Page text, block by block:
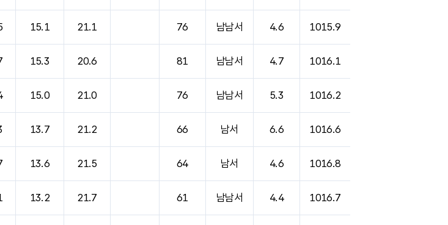
15.1 21.1 76 남남서 4.6 1015.9
15.3 20.6 81 남남서 4.7 1016.1
15.0 21.0 76 남남서 5.3 1016.2
13.7 21.2 66 남서 6.6 1016.6
13.6 21.5 64 남서 4.6 1016.8
13.2 21.7 61 남남서 4.4 1016.7